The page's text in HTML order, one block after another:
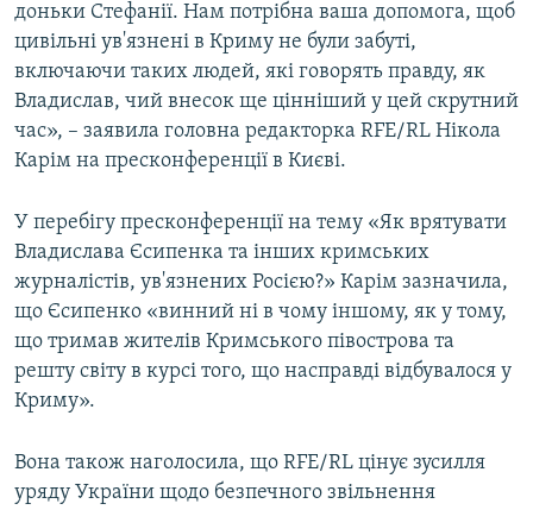
доньки Стефанії. Нам потрібна ваша допомога, щоб
цивільні ув'язнені в Криму не були забуті,
включаючи таких людей, які говорять правду, як
Владислав, чий внесок ще цінніший у цей скрутний
час», – заявила головна редакторка RFE/RL Нікола
Карім на пресконференції в Києві.
У перебігу пресконференції на тему «Як врятувати
Владислава Єсипенка та інших кримських
журналістів, ув'язнених Росією?» Карім зазначила,
що Єсипенко «винний ні в чому іншому, як у тому,
що тримав жителів Кримського півострова та
решту світу в курсі того, що насправді відбувалося у
Криму».
Вона також наголосила, що RFE/RL цінує зусилля
уряду України щодо безпечного звільнення